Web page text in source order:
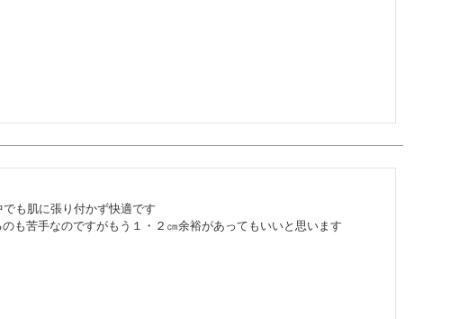
も肌に張り付かず快適です
も苦手なのですがもう１・２㎝余裕があってもいいと思います